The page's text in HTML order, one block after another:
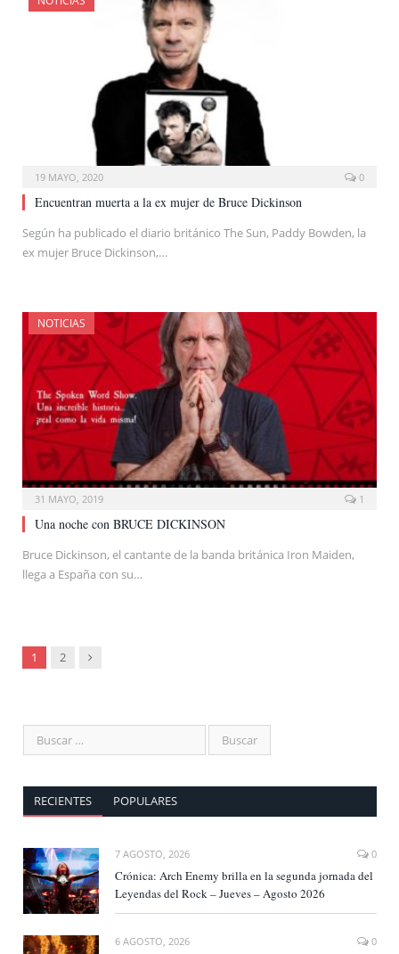
19 MAYO, 2020 0
Encuentran muerta a la ex mujer de Bruce Dickinson
Según ha publicado el diario británico The Sun, Paddy Bowden, la
ex mujer Bruce Dickinson,…
NOTICIAS
31 MAYO, 2019 1
Una noche con BRUCE DICKINSON
Bruce Dickinson, el cantante de la banda británica Iron Maiden,
llega a España con su…
1 2 Siguiente
RECIENTES POPULARES
7 AGOSTO, 2026 0
Crónica: Arch Enemy brilla en la segunda jornada del
Leyendas del Rock – Jueves – Agosto 2026
6 AGOSTO, 2026 0